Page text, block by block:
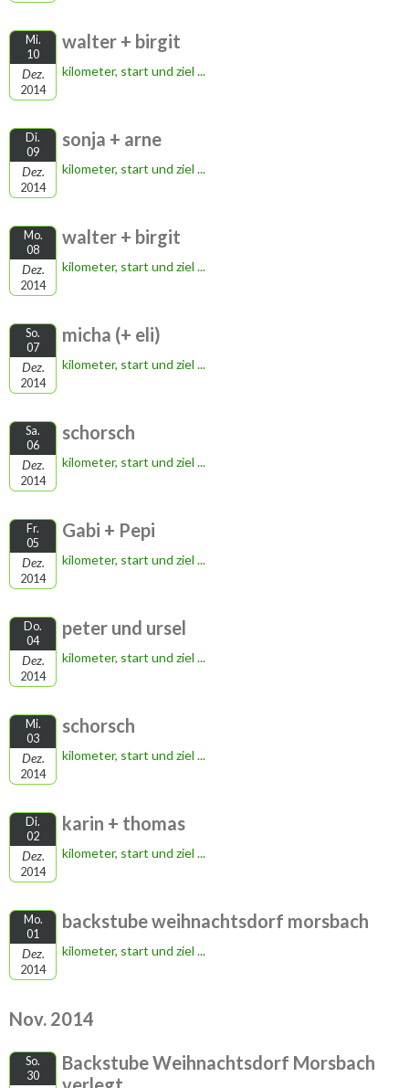
Mi.
10
Dez.
2014
walter + birgit
kilometer, start und ziel ...
Di.
09
Dez.
2014
sonja + arne
kilometer, start und ziel ...
Mo.
08
Dez.
2014
walter + birgit
kilometer, start und ziel ...
So.
07
Dez.
2014
micha (+ eli)
kilometer, start und ziel ...
Sa.
06
Dez.
2014
schorsch
kilometer, start und ziel ...
Fr.
05
Dez.
2014
Gabi + Pepi
kilometer, start und ziel ...
Do.
04
Dez.
2014
peter und ursel
kilometer, start und ziel ...
Mi.
03
Dez.
2014
schorsch
kilometer, start und ziel ...
Di.
02
Dez.
2014
karin + thomas
kilometer, start und ziel ...
Mo.
01
Dez.
2014
backstube weihnachtsdorf morsbach
kilometer, start und ziel ...
Nov. 2014
So.
30
Backstube Weihnachtsdorf Morsbach